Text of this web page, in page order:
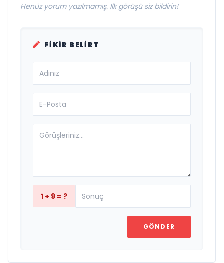
Henüz yorum yazılmamış. İlk görüşü siz bildirin!
FIKIR BELIRT
1 + 9 = ?
GÖNDER